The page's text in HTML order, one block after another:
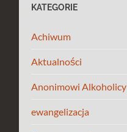
KATEGORIE
Achiwum
Aktualności
Anonimowi Alkoholicy
ewangelizacja